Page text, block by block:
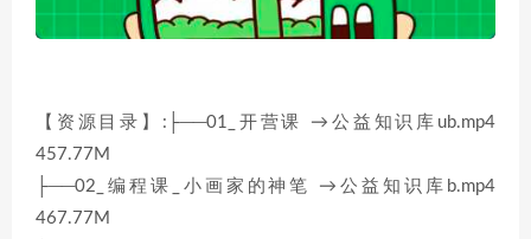
【资源目录】:├──01_开营课 →公益知识库ub.mp4
457.77M
├──02_编程课_小画家的神笔 →公益知识库b.mp4
467.77M